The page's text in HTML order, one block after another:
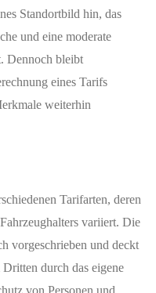
Standortbild hin, das
und eine moderate
Dennoch bleibt
eines Tarifs
weiterhin
Tarifarten, deren
variiert. Die
vorgeschrieben und deckt
durch das eigene
von Personen und